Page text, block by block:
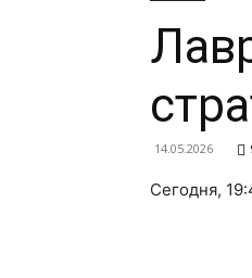
14.05.2026
Сегодня,